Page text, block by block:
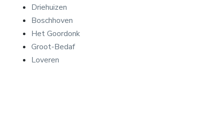
Driehuizen
Boschhoven
Het Goordonk
Groot-Bedaf
Loveren